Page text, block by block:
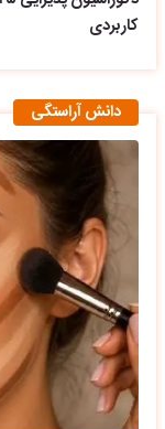
کاربردی
دانش آراستگی